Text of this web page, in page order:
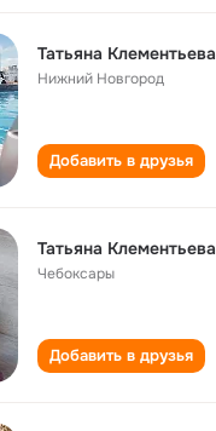
Татьяна Клементьева
Нижний Новгород
Добавить в друзья
Татьяна Клементьева
Чебоксары
Добавить в друзья